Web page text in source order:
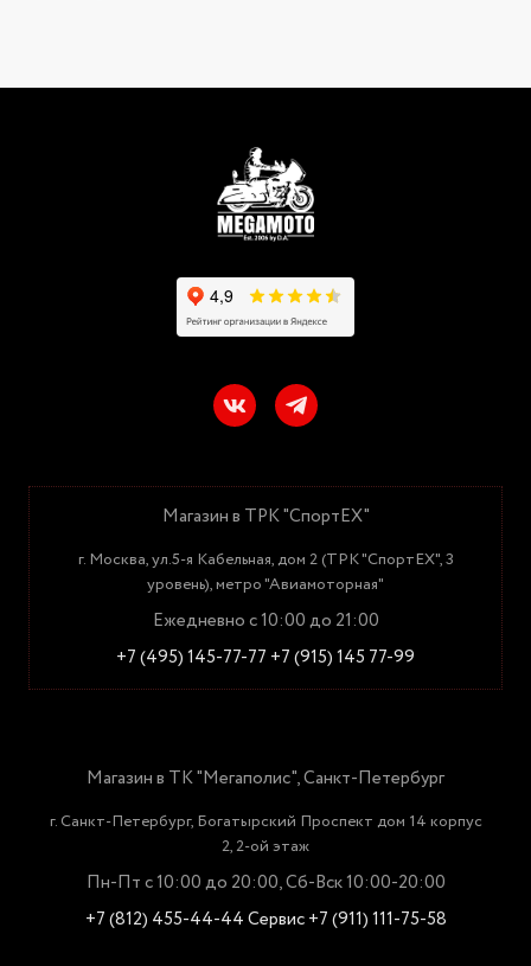
Магазин в ТРК "СпортЕХ"
г. Москва, ул.5-я Кабельная, дом 2 (ТРК "СпортЕХ", 3
уровень), метро "Авиамоторная"
Ежедневно с 10:00 до 21:00
+7 (495) 145-77-77 +7 (915) 145 77-99
Магазин в ТК "Мегаполис", Санкт-Петербург
г. Санкт-Петербург, Богатырский Проспект дом 14 корпус
2, 2-ой этаж
Пн-Пт с 10:00 до 20:00, Сб-Вск 10:00-20:00
+7 (812) 455-44-44Сервис +7 (911) 111-75-58